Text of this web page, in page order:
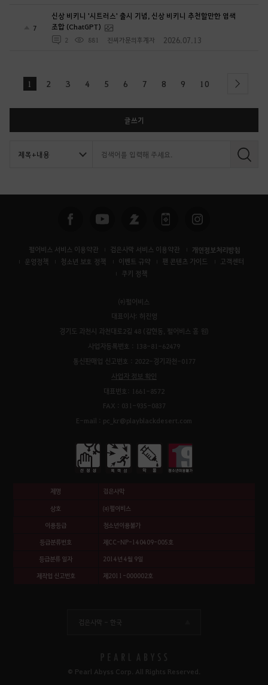
7
신상 비키니 '시트러스' 출시 기념, 신상 비키니 추천할만한 염색
조합 (ChatGPT)
2 881 진씨가문의후계자 2026.07.13
1 2 3 4 5 6 7 8 9 10 next
글쓰기
검
펄어비스 서비스 이용약관 검은사막 서비스 이용약관 개인정보처리방침
운영정책 청소년 보호 정책 이벤트 규약 팬 콘텐츠 가이드
고객센터
쿠키 정책
㈜펄어비스
대표이사: 허진영
경기도 과천시 과천대로2길 48 (갈현동, 펄어비스 홈 원)
사업자등록번호 : 138-81-62479
통신판매업 신고번호 : 2022-경기과천-0177
사업자 정보 확인
대표번호: 1661-8572
FAX : 031-935-0837
E-mail : pc_kr@playblackdesert.com
제명 검은사막
상호 ㈜펄어비스
이용등급 청소년이용불가
등급분류번호 제CC-NP-140409-005호
등급분류 일자 2014년 4월 9일
제작업 신고번호 제2011-000002호
검은사막 - 한국
© Pearl Abyss Corp. All Rights Reserved.